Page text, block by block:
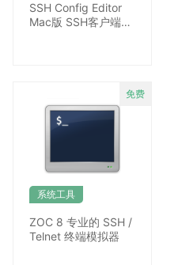
SSH Config Editor
Mac版 SSH客户端配
系统工具
ZOC 8 专业的 SSH /
Telnet 终端模拟器